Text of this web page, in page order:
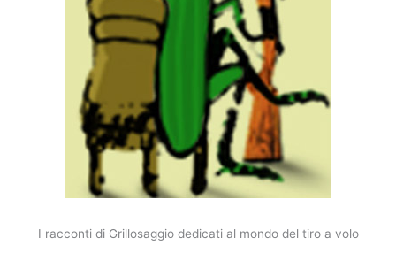
I racconti di Grillosaggio dedicati al mondo del tiro a volo